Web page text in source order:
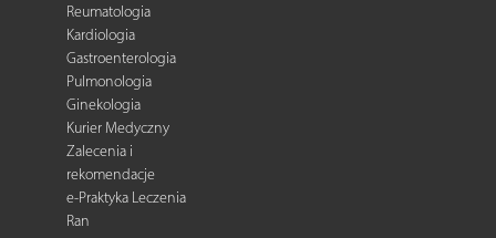
Reumatologia
Kardiologia
Gastroenterologia
Pulmonologia
Ginekologia
Kurier Medyczny
Zalecenia i
rekomendacje
e-Praktyka Leczenia
Ran